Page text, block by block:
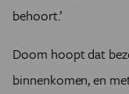
behoort.’
Doom hoopt dat
binnenkomen, en